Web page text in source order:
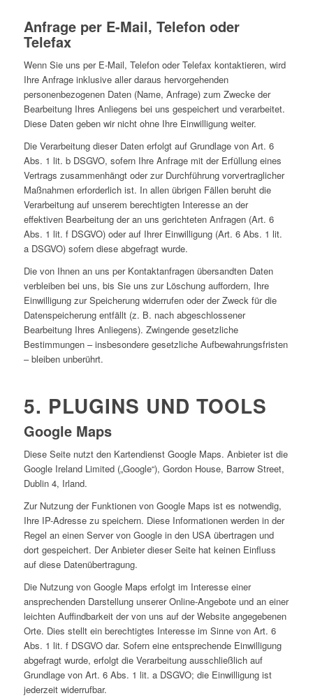
Anfrage per E-Mail, Telefon oder
Telefax
Wenn Sie uns per E-Mail, Telefon oder Telefax kontaktieren, wird
Ihre Anfrage inklusive aller daraus hervorgehenden
personenbezogenen Daten (Name, Anfrage) zum Zwecke der
Bearbeitung Ihres Anliegens bei uns gespeichert und verarbeitet.
Diese Daten geben wir nicht ohne Ihre Einwilligung weiter.
Die Verarbeitung dieser Daten erfolgt auf Grundlage von Art. 6
Abs. 1 lit. b DSGVO, sofern Ihre Anfrage mit der Erfüllung eines
Vertrags zusammenhängt oder zur Durchführung vorvertraglicher
Maßnahmen erforderlich ist. In allen übrigen Fällen beruht die
Verarbeitung auf unserem berechtigten Interesse an der
effektiven Bearbeitung der an uns gerichteten Anfragen (Art. 6
Abs. 1 lit. f DSGVO) oder auf Ihrer Einwilligung (Art. 6 Abs. 1 lit.
a DSGVO) sofern diese abgefragt wurde.
Die von Ihnen an uns per Kontaktanfragen übersandten Daten
verbleiben bei uns, bis Sie uns zur Löschung auffordern, Ihre
Einwilligung zur Speicherung widerrufen oder der Zweck für die
Datenspeicherung entfällt (z. B. nach abgeschlossener
Bearbeitung Ihres Anliegens). Zwingende gesetzliche
Bestimmungen – insbesondere gesetzliche Aufbewahrungsfristen
– bleiben unberührt.
5. PLUGINS UND TOOLS
Google Maps
Diese Seite nutzt den Kartendienst Google Maps. Anbieter ist die
Google Ireland Limited („Google“), Gordon House, Barrow Street,
Dublin 4, Irland.
Zur Nutzung der Funktionen von Google Maps ist es notwendig,
Ihre IP-Adresse zu speichern. Diese Informationen werden in der
Regel an einen Server von Google in den USA übertragen und
dort gespeichert. Der Anbieter dieser Seite hat keinen Einfluss
auf diese Datenübertragung.
Die Nutzung von Google Maps erfolgt im Interesse einer
ansprechenden Darstellung unserer Online-Angebote und an einer
leichten Auffindbarkeit der von uns auf der Website angegebenen
Orte. Dies stellt ein berechtigtes Interesse im Sinne von Art. 6
Abs. 1 lit. f DSGVO dar. Sofern eine entsprechende Einwilligung
abgefragt wurde, erfolgt die Verarbeitung ausschließlich auf
Grundlage von Art. 6 Abs. 1 lit. a DSGVO; die Einwilligung ist
jederzeit widerrufbar.